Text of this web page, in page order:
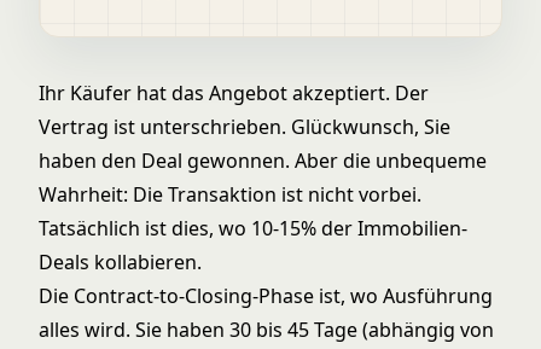
Ihr Käufer hat das Angebot akzeptiert. Der
Vertrag ist unterschrieben. Glückwunsch, Sie
haben den Deal gewonnen. Aber die unbequeme
Wahrheit: Die Transaktion ist nicht vorbei.
Tatsächlich ist dies, wo 10-15% der Immobilien-
Deals kollabieren.
Die Contract-to-Closing-Phase ist, wo Ausführung
alles wird. Sie haben 30 bis 45 Tage (abhängig von